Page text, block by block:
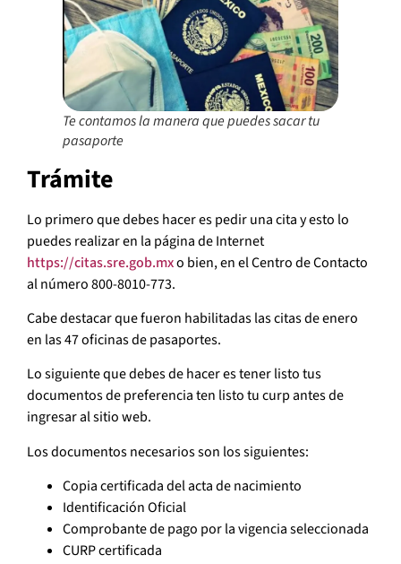
Te contamos la manera que puedes sacar tu
pasaporte
Trámite
Lo primero que debes hacer es pedir una cita y esto lo
puedes realizar en la página de Internet
https://citas.sre.gob.mxo bien, en el Centro de Contacto
al número 800-8010-773.
Cabe destacar que fueron habilitadas las citas de enero
en las 47 oficinas de pasaportes.
Lo siguiente que debes de hacer es tener listo tus
documentos de preferencia ten listo tu curp antes de
ingresar al sitio web.
Los documentos necesarios son los siguientes:
Copia certificada del acta de nacimiento
Identificación Oficial
Comprobante de pago por la vigencia seleccionada
CURP certificada